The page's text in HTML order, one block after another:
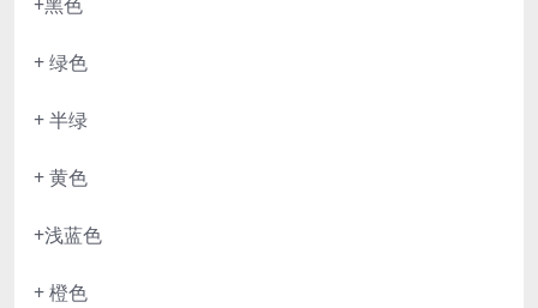
+ 绿色
+ 半绿
+ 黄色
+浅蓝色
+ 橙色